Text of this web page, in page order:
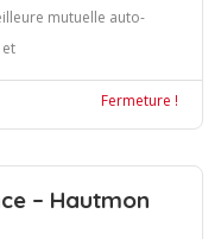
mutuelle auto-
Fermeture !
– Hautmon